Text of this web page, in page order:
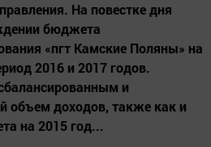
На повестке дня
бюджета
«пгт Камские Поляны» на
2016 и 2017 годов.
и
доходов, также как и
на 2015 год...